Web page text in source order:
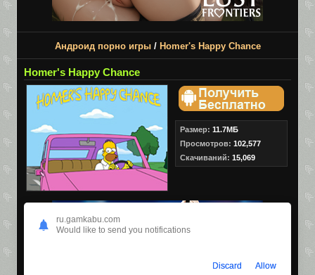
Андроид порно игры/ Homer's Happy Chance
Homer's Happy Chance
Размер: 11.7МБ
Просмотров: 102,577
Скачиваний: 15,069
ru.gamkabu.com
Would like to send you notifications
Discard Allow